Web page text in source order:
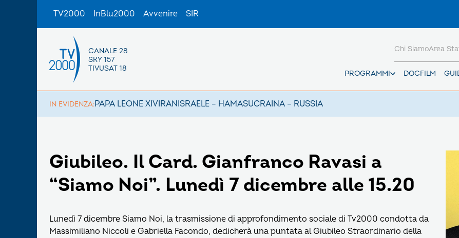
TV2000 InBlu2000 Avvenire SIR
CANALE 28
SKY 157
TIVUSAT 18
PROGRAMMI DOCFILM
Chi SiamoArea
IN EVIDENZA:PAPA LEONE XIVIRANISRAELE – HAMASUCRAINA – RUSSIA
Giubileo. Il Card. Gianfranco Ravasi a
“Siamo Noi”. Lunedì 7 dicembre alle 15.20
Lunedì 7 dicembre Siamo Noi, la trasmissione di approfondimento sociale di Tv2000 condotta da
Massimiliano Niccoli e Gabriella Facondo, dedicherà una puntata al Giubileo Straordinario della